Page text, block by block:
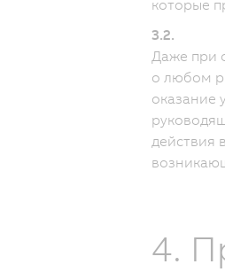
которые
3.2.
Даже при
о любом
оказание
действия
4.